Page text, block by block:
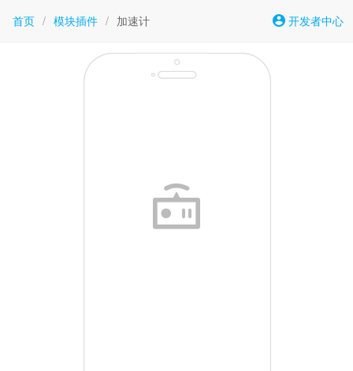
首页 / 模块插件 / 加速计 开发者中心